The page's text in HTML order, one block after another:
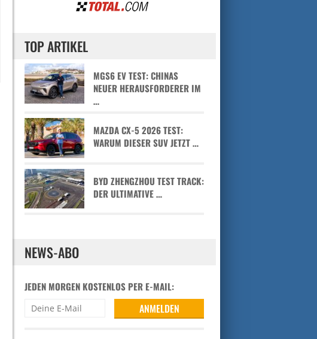
TOP ARTIKEL
MGS6 EV TEST: CHINAS
NEUER HERAUSFORDERER IM
…
MAZDA CX-5 2026 TEST:
WARUM DIESER SUV JETZT …
BYD ZHENGZHOU TEST TRACK:
DER ULTIMATIVE …
NEWS-ABO
JEDEN MORGEN KOSTENLOS PER E-MAIL: